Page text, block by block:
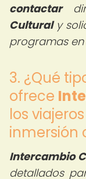
contactar
Culturaly
programas en
3. ¿Qué
ofrece
los
inmersión
Intercambio
detallados